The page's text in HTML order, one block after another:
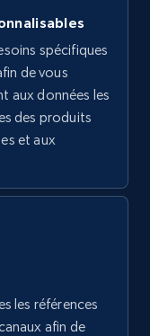
and
by
spécifiques
de vous
aux données les
des produits
et aux
les références
afin de